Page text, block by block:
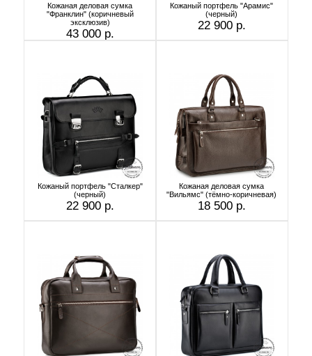
Кожаная деловая сумка
"Франклин" (коричневый
эксклюзив)
43 000 р.
Кожаный портфель "Арамис"
(черный)
22 900 р.
Кожаный портфель "Сталкер"
(черный)
22 900 р.
Кожаная деловая сумка
"Вильямс" (тёмно-коричневая)
18 500 р.